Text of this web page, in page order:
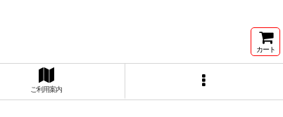
カート
ご利用案内